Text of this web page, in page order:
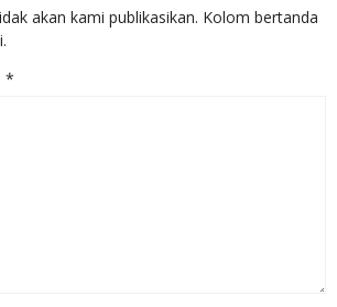
akan kami publikasikan. Kolom bertanda
*